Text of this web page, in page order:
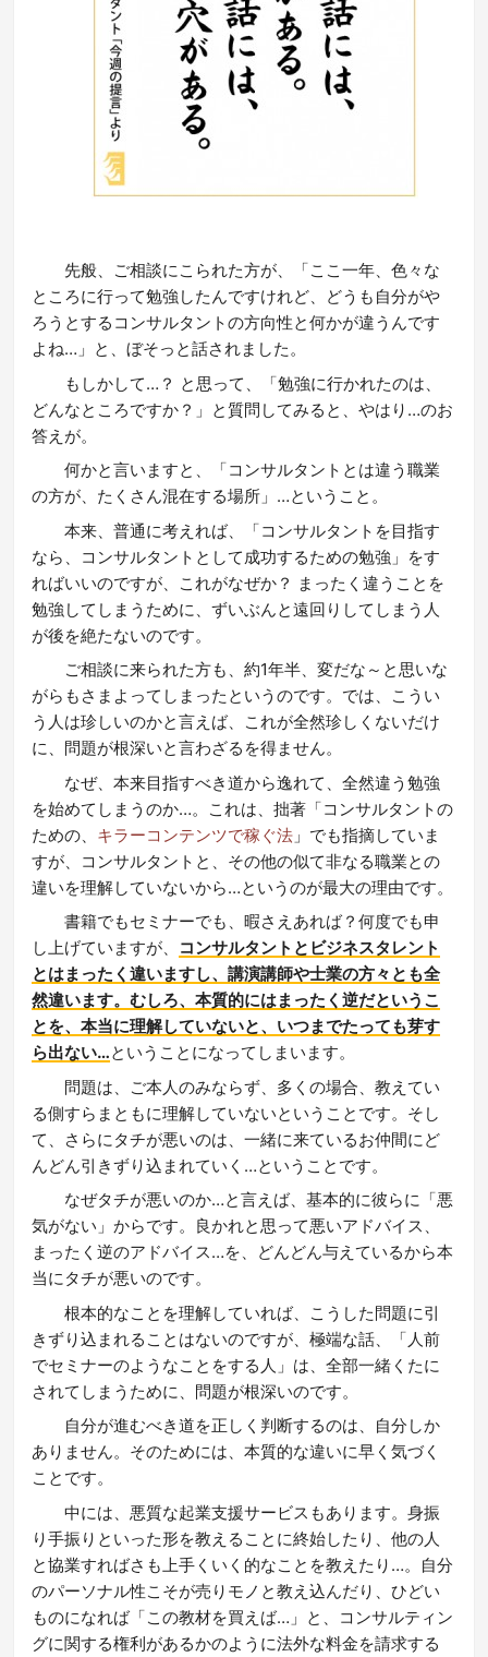
先般、ご相談にこられた方が、「ここ一年、色々な
ところに行って勉強したんですけれど、どうも自分がや
ろうとするコンサルタントの方向性と何かが違うんです
よね…」と、ぼそっと話されました。
もしかして…？ と思って、「勉強に行かれたのは、
どんなところですか？」と質問してみると、やはり…のお
答えが。
何かと言いますと、「コンサルタントとは違う職業
の方が、たくさん混在する場所」…ということ。
本来、普通に考えれば、「コンサルタントを目指す
なら、コンサルタントとして成功するための勉強」をす
ればいいのですが、これがなぜか？ まったく違うことを
勉強してしまうために、ずいぶんと遠回りしてしまう人
が後を絶たないのです。
ご相談に来られた方も、約1年半、変だな～と思いな
がらもさまよってしまったというのです。では、こうい
う人は珍しいのかと言えば、これが全然珍しくないだけ
に、問題が根深いと言わざるを得ません。
なぜ、本来目指すべき道から逸れて、全然違う勉強
を始めてしまうのか…。これは、拙著「コンサルタントの
ための、 キラーコンテンツで稼ぐ法 」でも指摘していま
すが、コンサルタントと、その他の似て非なる職業との
違いを理解していないから…というのが最大の理由です。
書籍でもセミナーでも、暇さえあれば？何度でも申
し上げていますが、 コンサルタントとビジネスタレント
とはまったく違いますし、講演講師や士業の方々とも全
然違います。むしろ、本質的にはまったく逆だというこ
とを、本当に理解していないと、いつまでたっても芽す
ら出ない…ということになってしまいます。
問題は、ご本人のみならず、多くの場合、教えてい
る側すらまともに理解していないということです。そし
て、さらにタチが悪いのは、一緒に来ているお仲間にど
んどん引きずり込まれていく…ということです。
なぜタチが悪いのか…と言えば、基本的に彼らに「悪
気がない」からです。良かれと思って悪いアドバイス、
まったく逆のアドバイス…を、どんどん与えているから本
当にタチが悪いのです。
根本的なことを理解していれば、こうした問題に引
きずり込まれることはないのですが、極端な話、「人前
でセミナーのようなことをする人」は、全部一緒くたに
されてしまうために、問題が根深いのです。
自分が進むべき道を正しく判断するのは、自分しか
ありません。そのためには、本質的な違いに早く気づく
ことです。
中には、悪質な起業支援サービスもあります。身振
り手振りといった形を教えることに終始したり、他の人
と協業すればさも上手くいく的なことを教えたり…。自分
のパーソナル性こそが売りモノと教え込んだり、ひどい
ものになれば「この教材を買えば…」と、コンサルティン
グに関する権利があるかのように法外な料金を請求する